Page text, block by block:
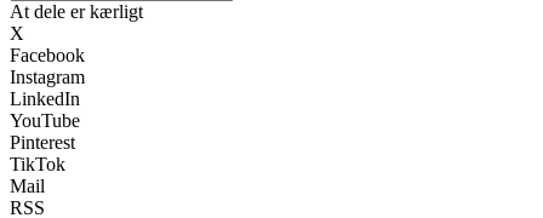
At dele er kærligt
X
Facebook
Instagram
LinkedIn
YouTube
Pinterest
TikTok
Mail
RSS